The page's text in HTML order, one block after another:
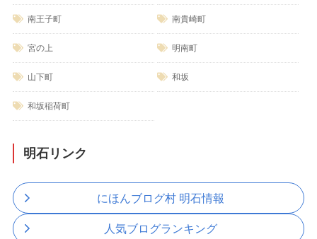
南王子町 南貴崎町
宮の上 明南町
山下町 和坂
和坂稲荷町
明石リンク
にほんブログ村 明石情報
人気ブログランキング